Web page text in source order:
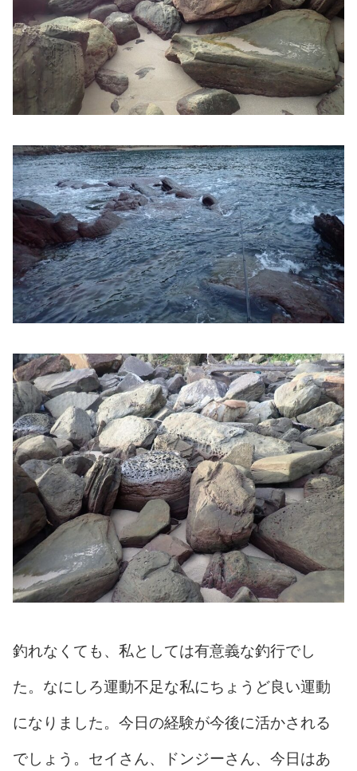
釣れなくても、私としては有意義な釣行でし
た。なにしろ運動不足な私にちょうど良い運動
になりました。今日の経験が今後に活かされる
でしょう。セイさん、ドンジーさん、今日はあ